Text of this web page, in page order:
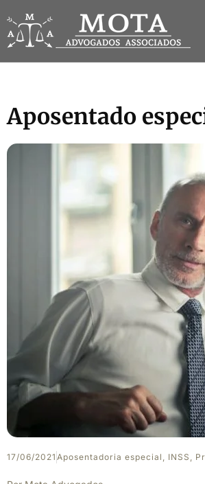
Aposentado
17/06/2021 Aposentadoria especial , INSS ,